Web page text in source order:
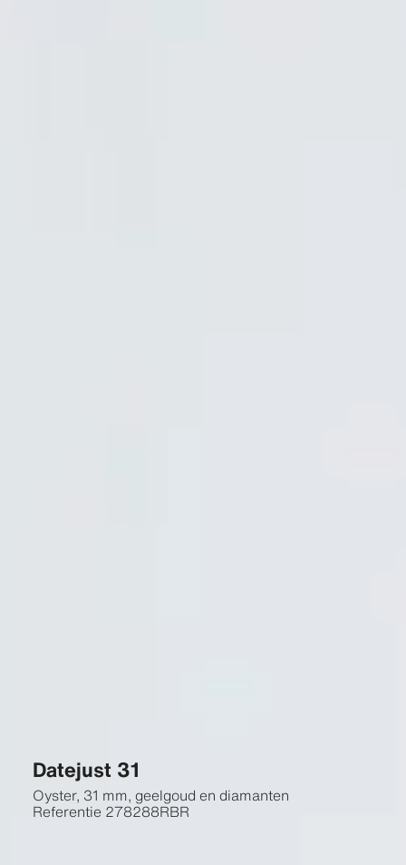
Datejust 31
Oyster, 31 mm, geelgoud en diamanten
Referentie 278288RBR